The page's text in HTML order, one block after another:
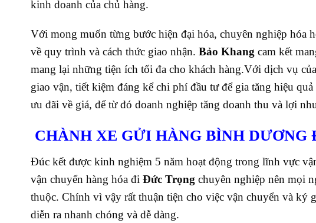
kinh doanh của chủ hàng.
Với mong muốn từng bước hiện đại hóa, chuyên nghiệp hóa
về quy trình và cách thức giao nhận. Bảo Khang cam kết
mang lại những tiện ích tối đa cho khách hàng.Với dịch vụ của
giao vận, tiết kiệm đáng kể chi phí đầu tư để gia tăng hiệu
ưu đãi về giá, để từ đó doanh nghiệp tăng doanh thu và lợi
CHÀNH XE GỬI HÀNG BÌNH
Đúc kết được kinh nghiệm 5 năm hoạt động trong lĩnh vực
vận chuyển hàng hóa đi Đức Trọng chuyên nghiệp nên mọi
thuộc. Chính vì vậy rất thuận tiện cho việc vận chuyển và ký
diễn ra nhanh chóng và dễ dàng.